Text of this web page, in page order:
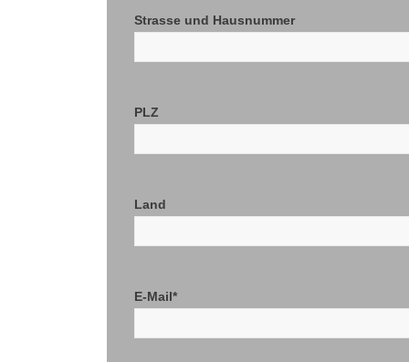
Strasse und Hausnummer
PLZ
Land
E-Mail*